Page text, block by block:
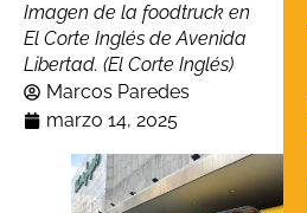
Imagen de la foodtruck en
El Corte Inglés de Avenida
Libertad. (El Corte Inglés)
Marcos Paredes
marzo 14, 2025